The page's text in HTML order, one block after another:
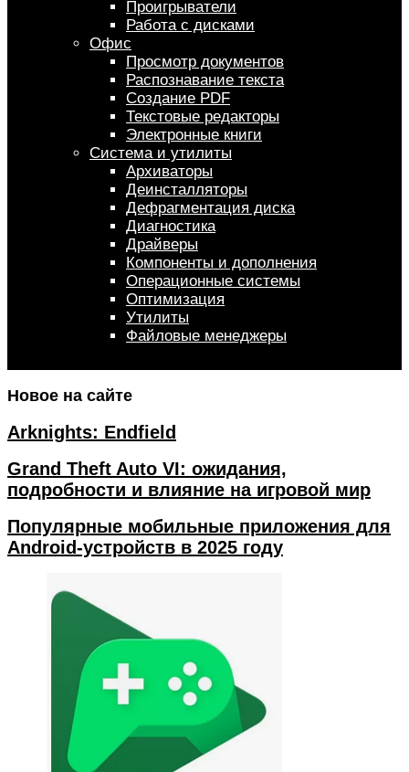
Проигрыватели
Работа с дисками
Офис
Просмотр документов
Распознавание текста
Создание PDF
Текстовые редакторы
Электронные книги
Система и утилиты
Архиваторы
Деинсталляторы
Дефрагментация диска
Диагностика
Драйверы
Компоненты и дополнения
Операционные системы
Оптимизация
Утилиты
Файловые менеджеры
Новое на сайте
Arknights: Endfield
Grand Theft Auto VI: ожидания,
подробности и влияние на игровой мир
Популярные мобильные приложения для
Android-устройств в 2025 году